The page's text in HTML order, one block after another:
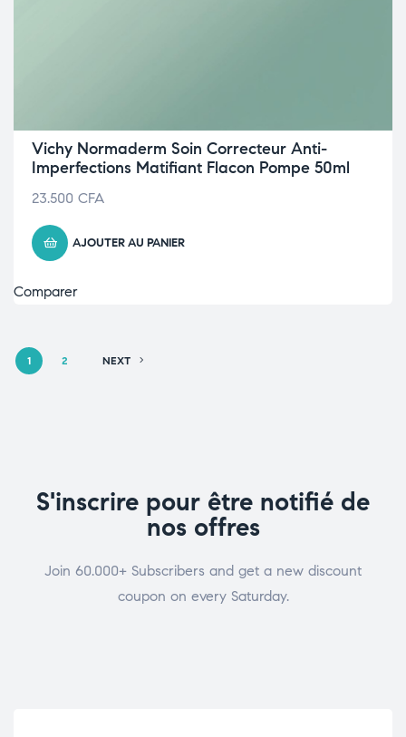
Vichy Normaderm Soin Correcteur Anti-
Imperfections Matifiant Flacon Pompe 50ml
23.500 CFA
AJOUTER AU PANIER
Comparer
1 2 NEXT
S'inscrire pour être notifié de
nos offres
Join 60.000+ Subscribers and get a new discount
coupon on every Saturday.